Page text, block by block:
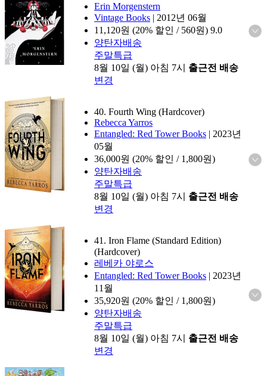
Erin Morgenstern
Vintage Books | 2012년 06월
11,120원 (20% 할인 / 560원) 9.0
양탄자배송
주말특급
8월 10일 (월) 아침 7시 출근전 배송
변경
40. Fourth Wing (Hardcover)
Rebecca Yarros
Entangled: Red Tower Books | 2023년
05월
36,000원 (20% 할인 / 1,800원)
양탄자배송
주말특급
8월 10일 (월) 아침 7시 출근전 배송
변경
41. Iron Flame (Standard Edition)
(Hardcover)
레베카 야로스
Entangled: Red Tower Books | 2023년
11월
35,920원 (20% 할인 / 1,800원)
양탄자배송
주말특급
8월 10일 (월) 아침 7시 출근전 배송
변경